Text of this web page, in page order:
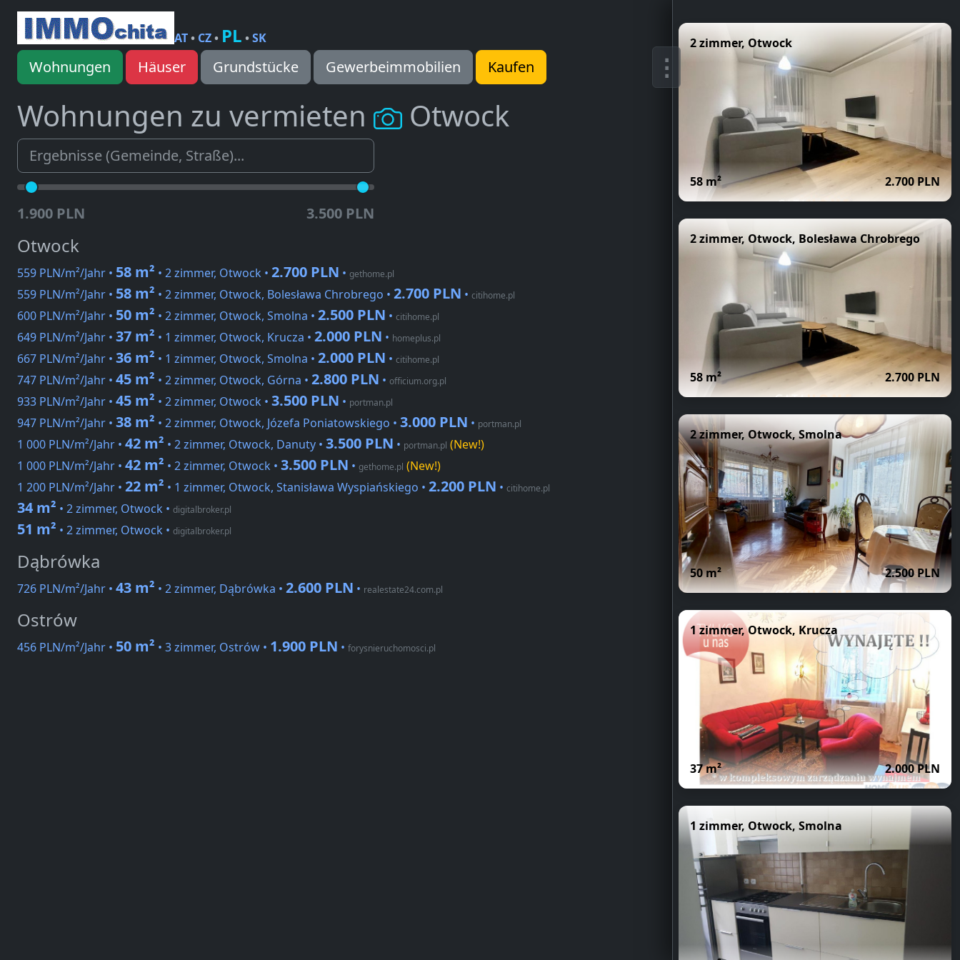
AT• CZ• PL •SK
Wohnungen Häuser Grundstücke Gewerbeimmobilien Kaufen
Wohnungen zu vermieten Otwock
1.900 PLN 3.500 PLN
Otwock
559 PLN/m²/Jahr • 58 m² • 2 zimmer, Otwock • 2.700 PLN • gethome.pl
559 PLN/m²/Jahr • 58 m² • 2 zimmer, Otwock, Bolesława Chrobrego • 2.700 PLN • citihome.pl
600 PLN/m²/Jahr • 50 m² • 2 zimmer, Otwock, Smolna • 2.500 PLN • citihome.pl
649 PLN/m²/Jahr • 37 m² • 1 zimmer, Otwock, Krucza • 2.000 PLN • homeplus.pl
667 PLN/m²/Jahr • 36 m² • 1 zimmer, Otwock, Smolna • 2.000 PLN • citihome.pl
747 PLN/m²/Jahr • 45 m² • 2 zimmer, Otwock, Górna • 2.800 PLN • officium.org.pl
933 PLN/m²/Jahr • 45 m² • 2 zimmer, Otwock • 3.500 PLN • portman.pl
947 PLN/m²/Jahr • 38 m² • 2 zimmer, Otwock, Józefa Poniatowskiego • 3.000 PLN • portman.pl
1 000 PLN/m²/Jahr • 42 m² • 2 zimmer, Otwock, Danuty • 3.500 PLN • portman.pl (New!)
1 000 PLN/m²/Jahr • 42 m² • 2 zimmer, Otwock • 3.500 PLN • gethome.pl (New!)
1 200 PLN/m²/Jahr • 22 m² • 1 zimmer, Otwock, Stanisława Wyspiańskiego • 2.200 PLN • citihome.pl
34 m² • 2 zimmer, Otwock • digitalbroker.pl
51 m² • 2 zimmer, Otwock • digitalbroker.pl
Dąbrówka
726 PLN/m²/Jahr • 43 m² • 2 zimmer, Dąbrówka • 2.600 PLN • realestate24.com.pl
Ostrów
456 PLN/m²/Jahr • 50 m² • 3 zimmer, Ostrów • 1.900 PLN • forysnieruchomosci.pl